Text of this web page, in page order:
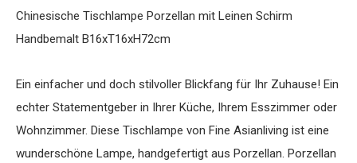
Chinesische Tischlampe Porzellan mit Leinen Schirm
Handbemalt B16xT16xH72cm
Ein einfacher und doch stilvoller Blickfang für Ihr Zuhause! Ein
echter Statementgeber in Ihrer Küche, Ihrem Esszimmer oder
Wohnzimmer. Diese Tischlampe von Fine Asianliving ist eine
wunderschöne Lampe, handgefertigt aus Porzellan. Porzellan